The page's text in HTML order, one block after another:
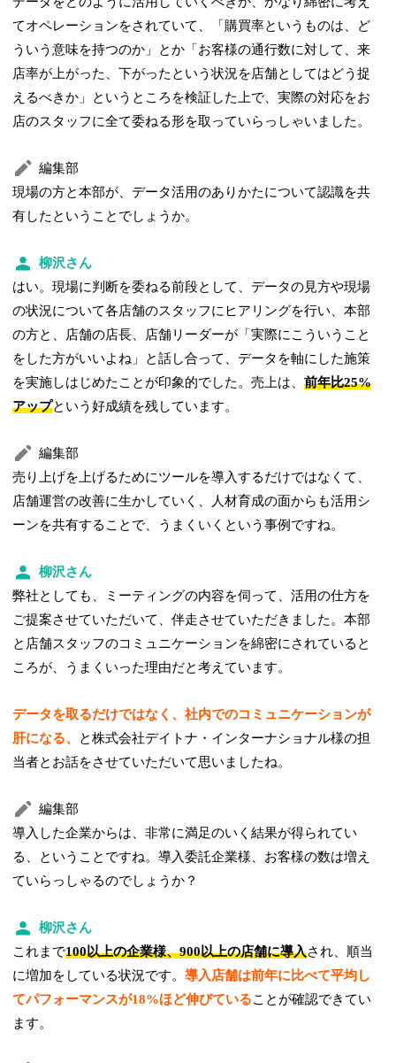
てオペレーションをされていて、「購買率というものは、ど
ういう意味を持つのか」とか「お客様の通行数に対して、来
店率が上がった、下がったという状況を店舗としてはどう捉
えるべきか」というところを検証した上で、実際の対応をお
店のスタッフに全て委ねる形を取っていらっしゃいました。
編集部
現場の方と本部が、データ活用のありかたについて認識を共
有したということでしょうか。
柳沢さん
はい。現場に判断を委ねる前段として、データの見方や現場
の状況について各店舗のスタッフにヒアリングを行い、本部
の方と、店舗の店長、店舗リーダーが「実際にこういうこと
をした方がいいよね」と話し合って、データを軸にした施策
を実施しはじめたことが印象的でした。売上は、前年比25%
アップという好成績を残しています。
編集部
売り上げを上げるためにツールを導入するだけではなくて、
店舗運営の改善に生かしていく、人材育成の面からも活用シ
ーンを共有することで、うまくいくという事例ですね。
柳沢さん
弊社としても、ミーティングの内容を伺って、活用の仕方を
ご提案させていただいて、伴走させていただきました。本部
と店舗スタッフのコミュニケーションを綿密にされていると
ころが、うまくいった理由だと考えています。
データを取るだけではなく、社内でのコミュニケーションが
肝になる、
と株式会社デイトナ・インターナショナル様の担
当者とお話をさせていただいて思いましたね。
編集部
導入した企業からは、非常に満足のいく結果が得られてい
る、ということですね。導入委託企業様、お客様の数は増え
ていらっしゃるのでしょうか？
柳沢さん
これまで100以上の企業様、900以上の店舗に導入され、順当
に増加をしている状況です。導入店舗は前年に比べて平均し
てパフォーマンスが18%ほど伸びていることが確認できてい
ます。